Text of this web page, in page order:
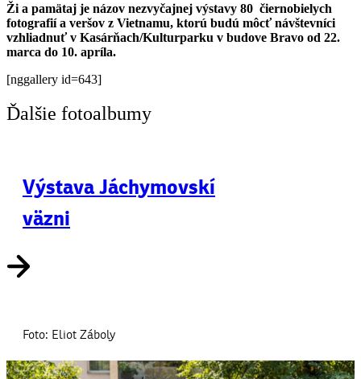
Ži a pamätaj je názov nezvyčajnej výstavy 80 čiernobielych
fotografií a veršov z Vietnamu, ktorú budú môcť návštevníci
vzhliadnuť v Kasárňach/Kulturparku v budove Bravo od 22.
marca do 10. apríla.
[nggallery id=643]
Ďalšie fotoalbumy
Výstava Jáchymovskí
väzni
Foto: Eliot Záboly